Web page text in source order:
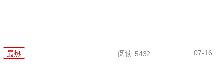
最热 阅读 5432 07-16